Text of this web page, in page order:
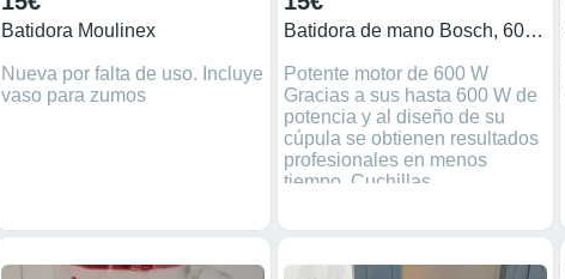
Batidora Moulinex
Nueva por falta de uso. Incluye
vaso para zumos
Batidora de mano Bosch, 600 W Nueva
Potente motor de 600 W
Gracias a sus hasta 600 W de
potencia y al diseño de su
cúpula se obtienen resultados
profesionales en menos
tiempo. Cuchillas
grumos Las cuchillas de cuatro
más rápido y fino, sin